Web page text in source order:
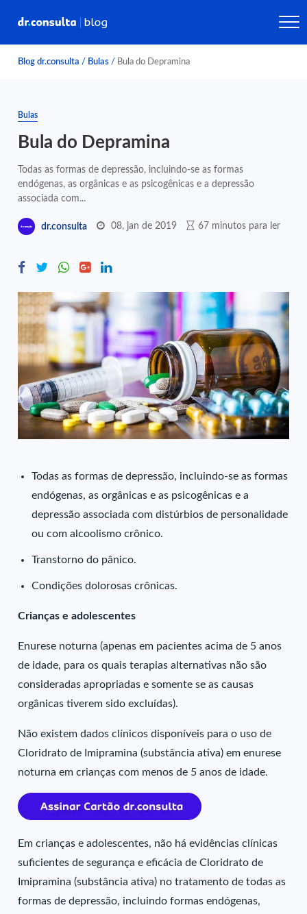
Blog dr.consulta / Bulas / Bula do Depramina
Bulas
Bula do Depramina
Todas as formas de depressão, incluindo-se as formas
endógenas, as orgânicas e as psicogênicas e a depressão
associada com...
dr.consulta 08, jan de 2019 67 minutos para ler
Todas as formas de depressão, incluindo-se as formas
endógenas, as orgânicas e as psicogênicas e a
depressão associada com distúrbios de personalidade
ou com alcoolismo crônico.
Transtorno do pânico.
Condições dolorosas crônicas.
Crianças e adolescentes
Enurese noturna (apenas em pacientes acima de 5 anos
de idade, para os quais terapias alternativas não são
consideradas apropriadas e somente se as causas
orgânicas tiverem sido excluídas).
Não existem dados clínicos disponíveis para o uso de
Cloridrato de Imipramina (substância ativa) em enurese
noturna em crianças com menos de 5 anos de idade.
Em crianças e adolescentes, não há evidências clínicas
suficientes de segurança e eficácia de Cloridrato de
Imipramina (substância ativa) no tratamento de todas as
formas de depressão, incluindo formas endógenas,